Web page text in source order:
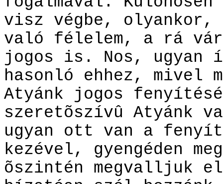
visz végbe,
való félelem, a rá
jogos is. Nos, ugyan
hasonló ehhez, mivel
Atyánk jogos
szeretõszívû Atyánk
ugyan ott van a
kezével, gyengéden
õszintén megvalljuk